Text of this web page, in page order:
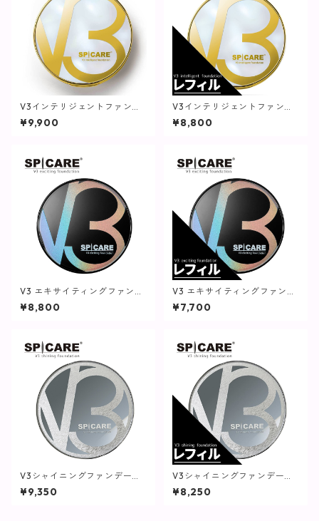
V3インテリジェントファンデ
ーション【SPICARE】
¥9,900
V3インテリジェントファンデ
ーション(レフィル)【SPICAR
E】
¥8,800
V3 エキサイティングファンデ
ーション【SPICARE】
¥8,800
V3 エキサイティングファンデ
ーション(レフィル)【SPICAR
E】
¥7,700
V3シャイニングファンデーシ
ョン【SPICARE】
¥9,350
V3シャイニングファンデーシ
ョン(レフィル)【SPICARE】
¥8,250